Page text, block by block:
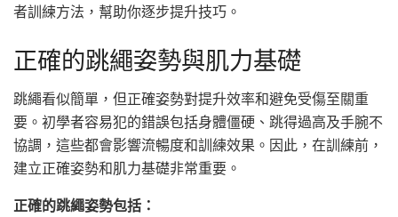
者訓練方法，幫助你逐步提升技巧。
正確的跳繩姿勢與肌力基礎
跳繩看似簡單，但正確姿勢對提升效率和避免受傷至關重
要。初學者容易犯的錯誤包括身體僵硬、跳得過高及手腕不
協調，這些都會影響流暢度和訓練效果。因此，在訓練前，
建立正確姿勢和肌力基礎非常重要。
正確的跳繩姿勢包括：